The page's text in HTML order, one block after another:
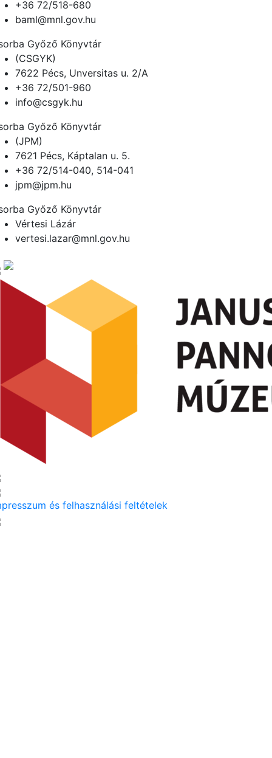
+36 72/518-680
baml@mnl.gov.hu
Győző Könyvtár
(CSGYK)
7622 Pécs, Unversitas u. 2/A
+36 72/501-960
info@csgyk.hu
Győző Könyvtár
(JPM)
7621 Pécs, Káptalan u. 5.
+36 72/514-040, 514-041
jpm@jpm.hu
Győző Könyvtár
Vértesi Lázár
vertesi.lazar@mnl.gov.hu
és felhasználási feltételek